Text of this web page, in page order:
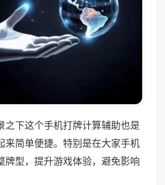
之下这个手机打牌计算辅助也是
来简单便捷。特别是在大家手机
牌型，提升游戏体验，避免影响